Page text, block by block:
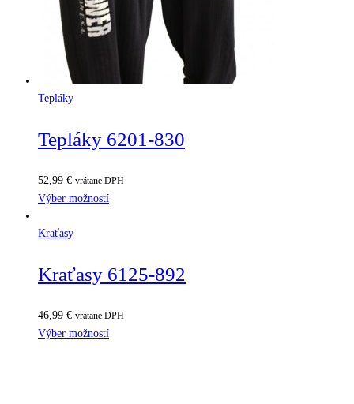
Tepláky
Tepláky 6201-830
52,99 € vrátane DPH
Výber možností
Kraťasy
Kraťasy 6125-892
46,99 € vrátane DPH
Výber možností